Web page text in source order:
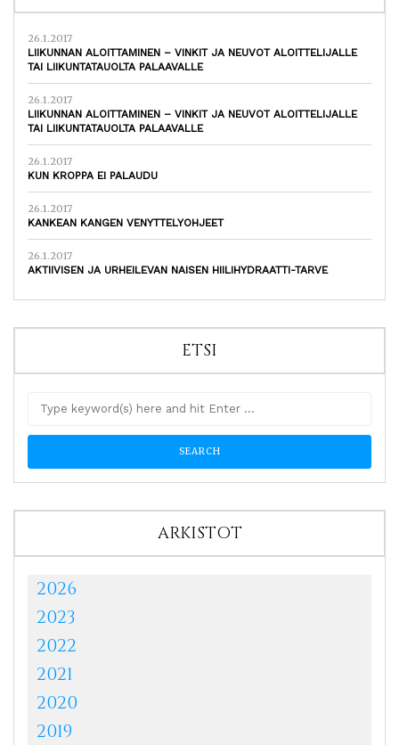
26.1.2017
LIIKUNNAN ALOITTAMINEN – VINKIT JA NEUVOT ALOITTELIJALLE
TAI LIIKUNTATAUOLTA PALAAVALLE
26.1.2017
LIIKUNNAN ALOITTAMINEN – VINKIT JA NEUVOT ALOITTELIJALLE
TAI LIIKUNTATAUOLTA PALAAVALLE
26.1.2017
KUN KROPPA EI PALAUDU
26.1.2017
KANKEAN KANGEN VENYTTELYOHJEET
26.1.2017
AKTIIVISEN JA URHEILEVAN NAISEN HIILIHYDRAATTI-TARVE
ETSI
ARKISTOT
2026
2023
2022
2021
2020
2019